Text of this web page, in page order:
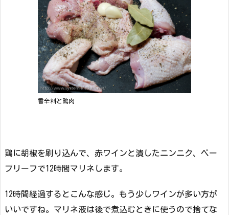
香辛料と鶏肉
鶏に胡椒を刷り込んで、赤ワインと潰したニンニク、ベー
ブリーフで12時間マリネします。
12時間経過するとこんな感じ。もう少しワインが多い方が
いいですね。マリネ液は後で煮込むときに使うので捨てな